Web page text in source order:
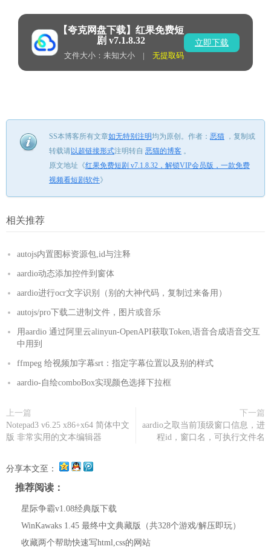
【夸克网盘下载】红果免费短
剧 v7.1.8.32
文件大小：未知大小 | 无提取码
立即下载
SS本博客所有文章如无特别注明均为原创。 作者： 恶猫 ， 复制或
转载请以超链接形式注明转自 恶猫的博客 。
原文地址《红果免费短剧 v7.1.8.32，解锁VIP会员版，一款免费
视频看短剧软件》
相关推荐
autojs内置图标资源包,id与注释
aardio动态添加控件到窗体
aardio进行ocr文字识别（别的大神代码，复制过来备用）
autojs/pro下载二进制文件，图片或音乐
用aardio 通过阿里云alinyun-OpenAPI获取Token,语音合成语音交互
中用到
ffmpeg 给视频加字幕srt：指定字幕位置以及别的样式
aardio-自绘comboBox实现颜色选择下拉框
上一篇
Notepad3 v6.25 x86+x64 简体中文
版 非常实用的文本编辑器
下一篇
aardio之取当前顶级窗口信息，进
程id，窗口名，可执行文件名
分享本文至：
推荐阅读：
星际争霸v1.08经典版下载
WinKawaks 1.45 最终中文典藏版（共328个游戏/解压即玩）
收藏两个帮助快速写html,css的网站